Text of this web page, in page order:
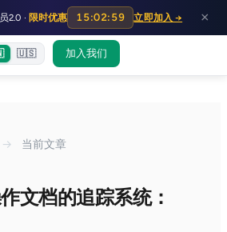
2.0 · 限时优惠 15:02:59 立即加入 → ×
页文章训练营
HOT
出海教程 认知偏差指南社群交流
🇺🇸 加入我们
→ 当前文章
文档的追踪系统：